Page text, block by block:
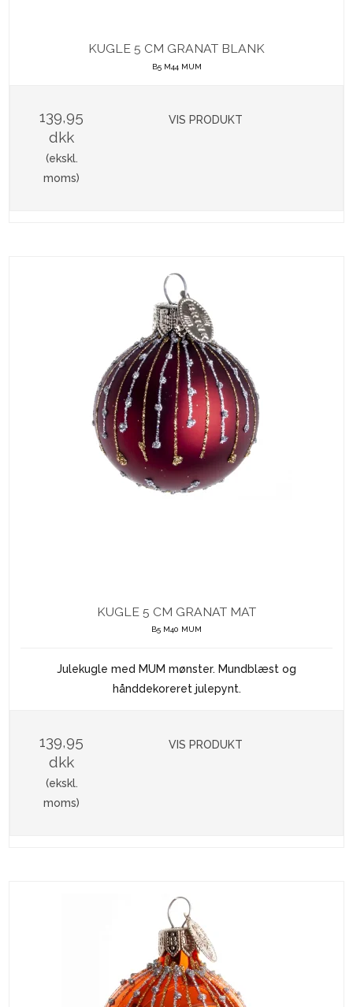
KUGLE 5 CM GRANAT BLANK
B5 M44 MUM
139,95
dkk
(ekskl.
moms)
VIS PRODUKT
KUGLE 5 CM GRANAT MAT
B5 M40 MUM
Julekugle med MUM mønster. Mundblæst og
hånddekoreret julepynt.
139,95
dkk
(ekskl.
moms)
VIS PRODUKT